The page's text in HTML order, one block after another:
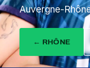
Auvergne-
← RHÔNE